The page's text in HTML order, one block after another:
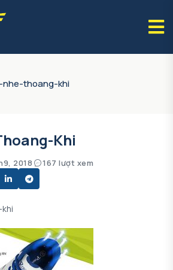
nhe-thoang-khi
Khi
2018 167 lượt xem